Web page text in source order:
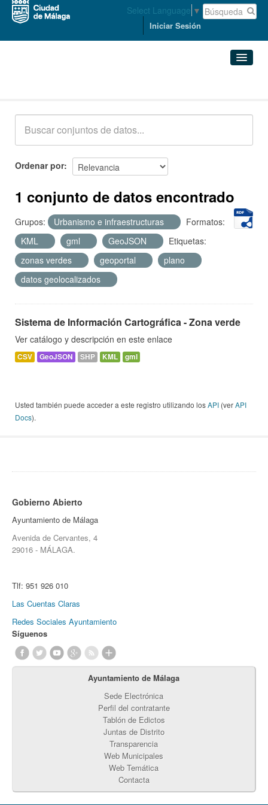
Select Language ▼
Iniciar Sesión
Acerca de
Ordenar por
1 conjunto de datos encontrado
Grupos: Urbanismo e infraestructuras
Formatos:
KML
gml GeoJSON
Etiquetas:
zonas verdes
geoportal
plano
datos geolocalizados
Sistema de Información Cartográfica - Zona verde
Ver catálogo y descripción en este enlace
CSV GeoJSON SHP KML gml
Usted también puede acceder a este registro utilizando losAPI (verAPI
Docs).
Gobierno Abierto
Ayuntamiento de Málaga
Avenida de Cervantes, 4
29016 - MÁLAGA.
Tlf: 951 926 010
Las Cuentas Claras
Redes Sociales Ayuntamiento
Síguenos
Ayuntamiento de Málaga
Sede Electrónica
Perfil del contratante
Tablón de Edictos
Juntas de Distrito
Transparencia
Web Municipales
Web Temática
Contacta